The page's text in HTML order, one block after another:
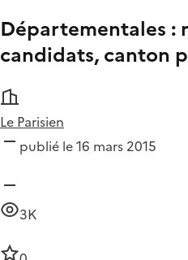
Départementales :
candidats, canton
Le Parisien
publié le 16 mars 2015
3K